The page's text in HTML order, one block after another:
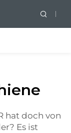
hat doch von
Es ist